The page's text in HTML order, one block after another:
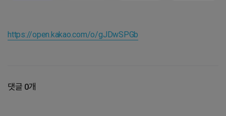
https://open.kakao.com/o/gJDwSPGb
댓글 0개